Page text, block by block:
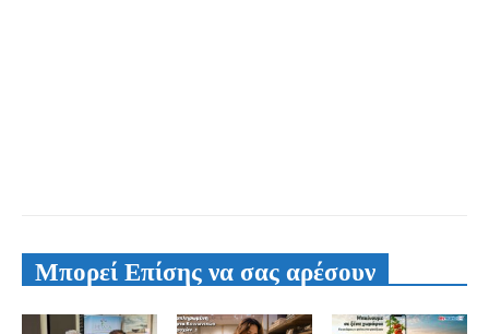
Μπορεί Επίσης να σας αρέσουν